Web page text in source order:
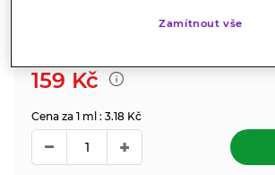
159 Kč
Cena za 1 ml : 3.18 Kč
Zamítnout vše